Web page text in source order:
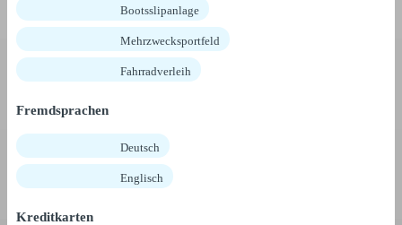
Bootsslipanlage
Mehrzwecksportfeld
Fahrradverleih
Fremdsprachen
Deutsch
Englisch
Kreditkarten